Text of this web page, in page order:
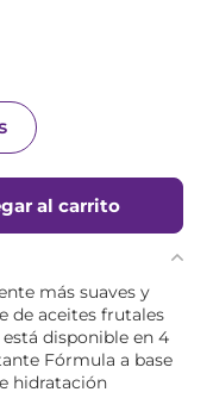
al carrito
más suaves y
de aceites frutales
disponible en 4
Fórmula a base
hidratación